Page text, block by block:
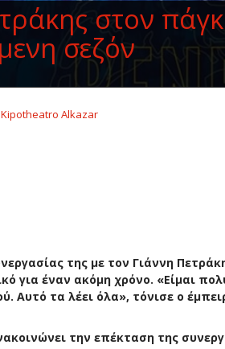
στον
σεζόν
της με τον Γιάννη
για έναν ακόμη χρόνο. «Είμαι
Αυτό τα λέει όλα», τόνισε ο
την επέκταση της